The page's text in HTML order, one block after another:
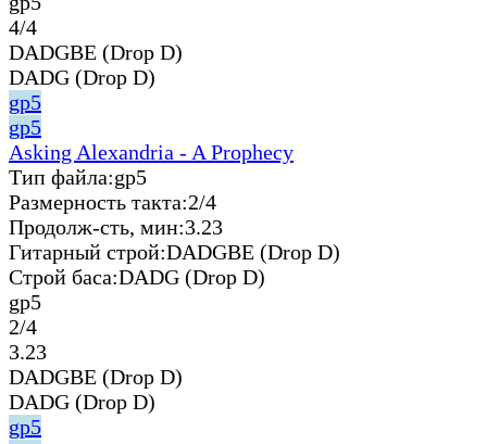
4/4
DADGBE (Drop D)
DADG (Drop D)
gp5
gp5
Asking Alexandria - A Prophecy
Тип файла:gp5
Размерность такта:2/4
Продолж-сть, мин:3.23
Гитарный строй:DADGBE (Drop D)
Строй баса:DADG (Drop D)
gp5
2/4
3.23
DADGBE (Drop D)
DADG (Drop D)
gp5